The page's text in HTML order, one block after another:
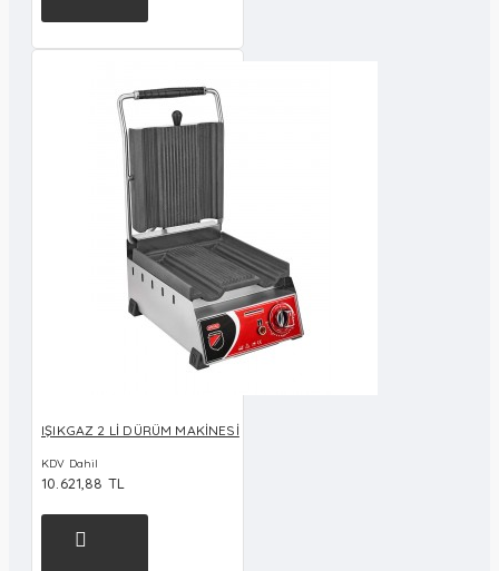
IŞIKGAZ 2 Lİ DÜRÜM MAKİNESİ
KDV Dahil
10.621,88 TL